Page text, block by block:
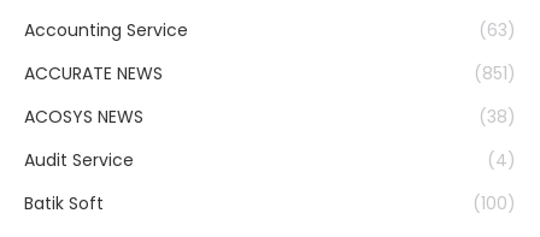
Accounting Service
(63)
ACCURATE NEWS
(851)
ACOSYS NEWS
(38)
Audit Service
(4)
Batik Soft
(100)